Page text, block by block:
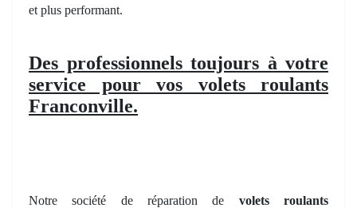
et plus performant.
Des professionnels toujours à votre
service pour vos volets roulants
Franconville.
Notre société de réparation de volets roulants